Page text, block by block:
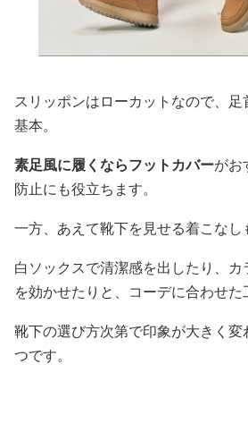
スリッポンはローカットなので、
基本。
素足風に履くならフットカバーがお
防止にも役立ちます。
一方、あえて靴下を見せる着こなし
白ソックスで清潔感を出したり、
を効かせたりと、コーデに合わせた
靴下の選び方次第で印象が大きく変
つです。